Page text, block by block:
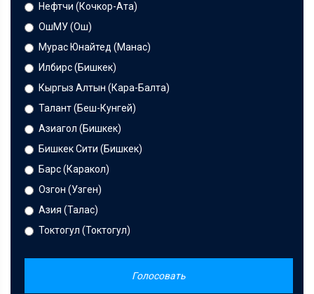
Нефтчи (Кочкор-Ата)
ОшМУ (Ош)
Мурас Юнайтед (Манас)
Илбирс (Бишкек)
Кыргыз Алтын (Кара-Балта)
Талант (Беш-Кунгей)
Азиагол (Бишкек)
Бишкек Сити (Бишкек)
Барс (Каракол)
Озгон (Узген)
Азия (Талас)
Токтогул (Токтогул)
Голосовать